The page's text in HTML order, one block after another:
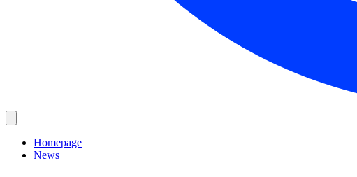
Homepage
News